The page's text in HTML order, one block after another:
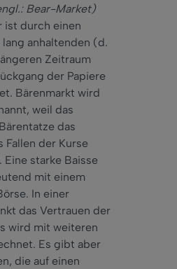
Bear-Market)
ist durch einen
anhaltenden (d.
Zeitraum
der Papiere
Bärenmarkt wird
weil das
das
Fallen der Kurse
Eine starke Baisse
mit einem
In einer
das Vertrauen der
wird mit weiteren
Es gibt aber
die auf einen